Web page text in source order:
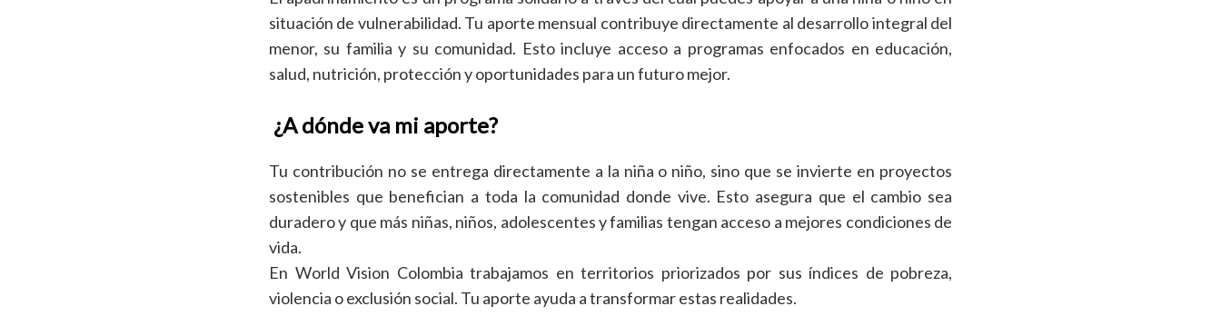
situación de vulnerabilidad. Tu aporte mensual contribuye directamente al desarrollo integral del
menor, su familia y su comunidad. Esto incluye acceso a programas enfocados en educación,
salud, nutrición, protección y oportunidades para un futuro mejor.
¿A dónde va mi aporte?
Tu contribución no se entrega directamente a la niña o niño, sino que se invierte en proyectos
sostenibles que benefician a toda la comunidad donde vive. Esto asegura que el cambio sea
duradero y que más niñas, niños, adolescentes y familias tengan acceso a mejores condiciones de
vida.
En World Vision Colombia trabajamos en territorios priorizados por sus índices de pobreza,
violencia o exclusión social. Tu aporte ayuda a transformar estas realidades.